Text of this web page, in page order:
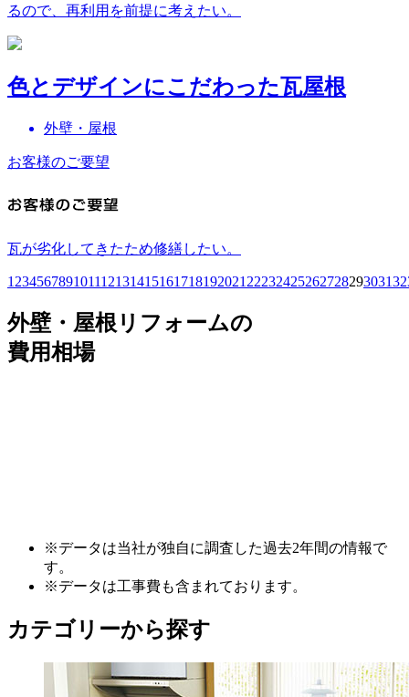
るので、再利用を前提に考えたい。
色とデザインにこだわった瓦屋根
外壁・屋根
お客様のご要望
瓦が劣化してきたため修繕したい。
1 23456789101112131415161718192021 2223242526272829303132
外壁・屋根リフォームの
費用相場
※データは当社が独自に調査した過去2年間の情報で
す。
※データは工事費も含まれております。
カテゴリーから探す